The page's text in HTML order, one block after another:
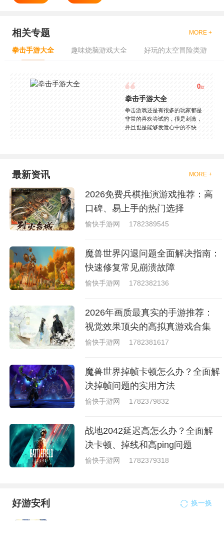
相关专题 MORE +
拳击手游大全 趣味烧脑游戏大全 好玩的太空冒险类游
0款
拳击手游大全
拳击游戏还是有很多的玩家都是
非常的喜欢尝试的，很是刺激，
并且也是能够发泄心中的不快
够去进行体验的，我们也是能够
就是收集了一些有意思的拳击游
戏，相信你们一定会喜欢的。
最新资讯 MORE +
2026免费兵棋推演游戏推荐：高
口碑、易上手的热门选择
愉快手游网 1782389545
魔兽世界闪退问题全面解决指南：
快速修复常见崩溃故障
愉快手游网 1782382136
2026年画质最真实的手游推荐：
视觉效果顶尖的高拟真游戏合集
愉快手游网 1782381617
魔兽世界掉帧卡顿怎么办？全面解
决掉帧问题的实用方法
愉快手游网 1782379832
战地2042延迟高怎么办？全面解
决卡顿、掉线和高ping问题
愉快手游网 1782379318
好游安利 换一换